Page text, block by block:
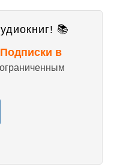
📚
в